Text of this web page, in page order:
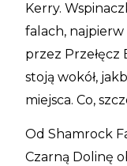
Kerry.
falach,
przez Przełęcz
stoją wokół,
miejsca. Co,
Od Shamrock
Czarną Dolinę